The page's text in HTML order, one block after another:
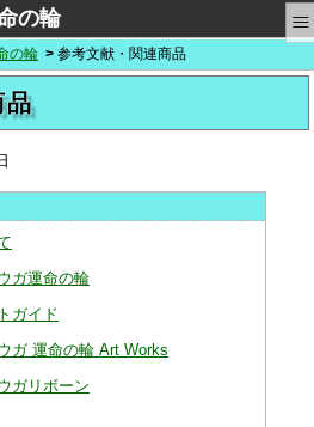
の輪 ≡
の輪 参考文献・関連商品
品
ガ運命の輪
ガイド
ガ 運命の輪 Art Works
ガリボーン